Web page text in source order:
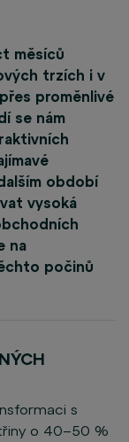
měsíců
trzích i v
proměnlivé
se nám
období
vysoká
na
počinů
s
o 40–50 %